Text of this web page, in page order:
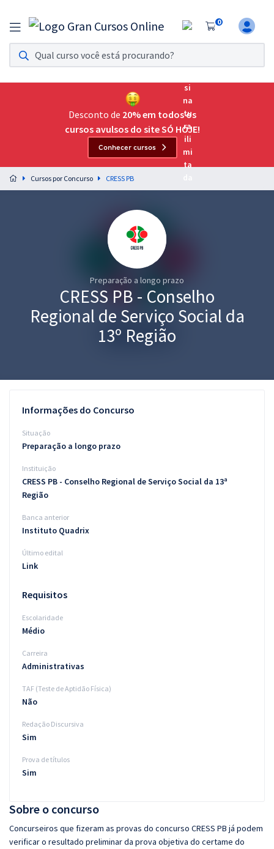
0
Assinatura Ilimitada 11
Acesso a todos os cursos. Teste grátis por 7 dias!
Assinatura OAB Até Passar
Acesso ilimitado a toda preparação para o Exame da
Preparação completa e intensiva para as principais
residências em saúde do Brasil
Graduação
Blog
Aprovados
Desconto de 20% em todos os
cursos avulsos do site SÓ HOJE!
Conhecer cursos
Cursos por Concurso CRESS PB
Preparação a longo prazo
CRESS PB - Conselho
Regional de Serviço Social da
13º Região
Sobre o concurso
Concurseiros que fizeram as provas do concurso CRESS PB já podem
verificar o resultado preliminar da prova objetiva do certame do
Informações do Concurso
Situação
Preparação a longo prazo
Instituição
CRESS PB - Conselho Regional de Serviço Social da 13ª
Região
Banca anterior
Instituto Quadrix
Último edital
Link
Requisitos
Escolaridade
Médio
Carreira
Administrativas
TAF (Teste de Aptidão Física)
Não
Redação Discursiva
Sim
Prova de títulos
Sim